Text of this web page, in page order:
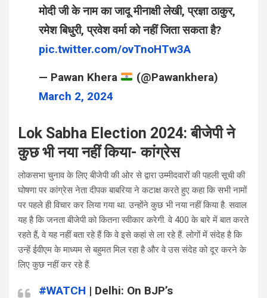
मोदी जी के नाम का जादू मीनाक्षी लेखी, प्रज्ञा ठाकुर,
रमेश बिधुरी, प्रवेश वर्मा को नहीं जिता सकता है?
pic.twitter.com/ovTnoHTw3A
— Pawan Khera
(@Pawankhera)
March 2, 2024
Lok Sabha Election 2024: बीजेपी ने
कुछ भी नया नहीं किया- कांग्रेस
लोकसभा चुनाव के लिए बीजेपी की ओर से द्वारा उम्मीदवारों की पहली सूची की
घोषणा पर कांग्रेस नेता दीपक बाबरिया ने कटाक्ष करते हुए कहा कि सभी नामों
पर पहले ही विचार कर लिया गया था. उन्होंने कुछ भी नया नहीं किया है. सवाल
यह है कि जनता बीजेपी को कितना स्वीकार करेगी. वे 400 के बारे में बात करते
रहते हैं, वे यह नहीं बता रहे हैं कि वे इसे कहां से ला रहे हैं. लोगों में संदेह है कि
उन्हें ईवीएम के माध्यम से बहुमत मिल रहा है और वे उस संदेह को दूर करने के
लिए कुछ नहीं कर रहे हैं.
#WATCH | Delhi: On BJP’s